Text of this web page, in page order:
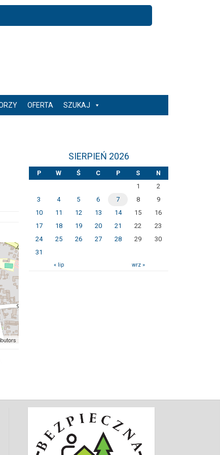
OFERTA SZUKAJ
SIERPIEŃ 2026
P W Ś C P S
N
1
2
3
4 5 6 7 8
9
10
11 12 13 14 15
16
17
18 19 20 21 22
23
24
25 26 27 28 29
30
31
« lip wrz »